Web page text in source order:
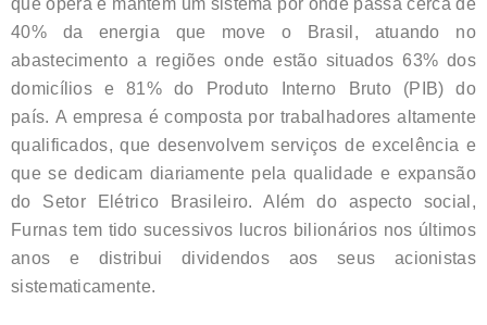
40% da energia que move o Brasil, atuando no
abastecimento a regiões onde estão situados 63% dos
domicílios e 81% do Produto Interno Bruto (PIB) do
país. A empresa é composta por trabalhadores altamente
qualificados, que desenvolvem serviços de excelência e
que se dedicam diariamente pela qualidade e expansão
do Setor Elétrico Brasileiro. Além do aspecto social,
Furnas tem tido sucessivos lucros bilionários nos últimos
anos e distribui dividendos aos seus acionistas
sistematicamente.